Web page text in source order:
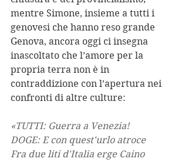
mentre Simone, insieme a tutti i
genovesi che hanno reso grande
Genova, ancora oggi ci insegna
inascoltato che l’amore per la
propria terra non è in
contraddizione con l’apertura nei
confronti di altre culture:
«TUTTI: Guerra a Venezia!
DOGE: E con quest'urlo atroce
Fra due liti d'Italia erge Caino